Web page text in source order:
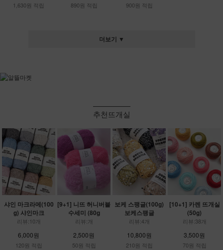
1,630원 적립 890원 적립 900원 적립
더보기 ▼
추천뜨개실
샤인 마크라메(100
g) 샤인마크
리뷰:10개
6,000원
120원 적립
[9+1] 니뜨 허니버블
수세미 (80g
리뷰:개
2,500원
50원 적립
보케 스팽글(100g)
보케스팽글
리뷰:4개
10,800원
210원 적립
[10+1] 카렌 뜨개실
(50g)
리뷰:38개
3,500원
70원 적립